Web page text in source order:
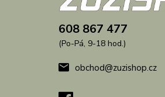
608 867 477
(Po-Pá, 9-18 hod.)
obchod@zuzishop.cz